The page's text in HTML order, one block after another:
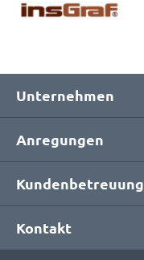
Unternehmen
Anregungen
Kundenbetreuung
Kontakt